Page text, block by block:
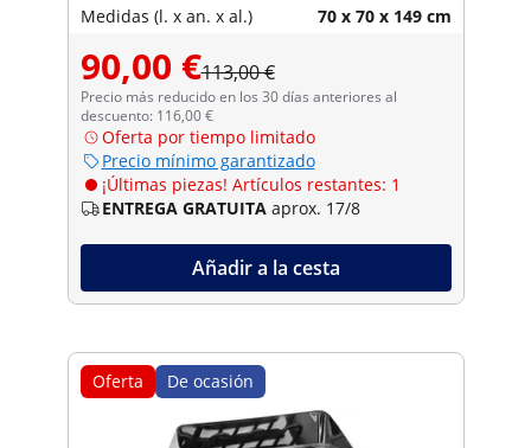
Medidas (l. x an. x al.) 70 x 70 x 149 cm
90,00 €113,00 €
Precio más reducido en los 30 días anteriores al
descuento: 116,00 €
Oferta por tiempo limitado
Precio mínimo garantizado
¡Últimas piezas! Artículos restantes: 1
ENTREGA GRATUITA aprox. 17/8
Añadir a la cesta
Oferta De ocasión